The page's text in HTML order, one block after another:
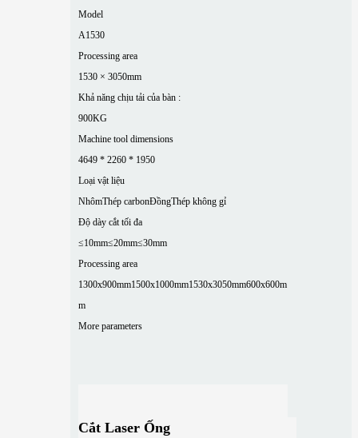
Model
A1530
Processing area
1530 × 3050mm
Khả năng chịu tải của bàn :
900KG
Machine tool dimensions
4649 * 2260 * 1950
Loại vật liệu
NhômThép carbonĐồngThép không gỉ
Độ dày cắt tối đa
≤10mm≤20mm≤30mm
Processing area
1300x900mm1500x1000mm1530x3050mm600x600m
m
More parameters
Cắt Laser Ống